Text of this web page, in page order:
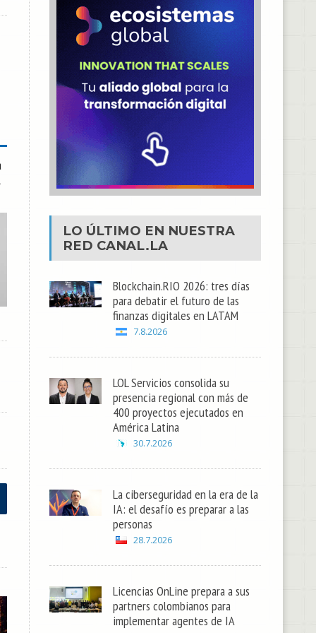
LO ÚLTIMO EN NUESTRA
RED CANAL.LA
Blockchain.RIO 2026: tres días
para debatir el futuro de las
finanzas digitales en LATAM
7.8.2026
LOL Servicios consolida su
presencia regional con más de
400 proyectos ejecutados en
América Latina
30.7.2026
La ciberseguridad en la era de la
IA: el desafío es preparar a las
personas
28.7.2026
Licencias OnLine prepara a sus
partners colombianos para
implementar agentes de IA